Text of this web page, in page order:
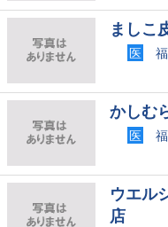
ましこ
医
かしむ
医
ウエル
店